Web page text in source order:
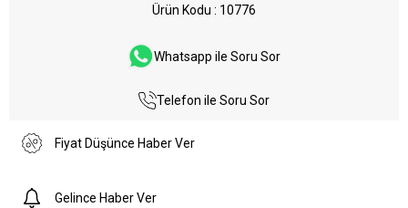
Ürün Kodu 10776
Whatsapp ile Soru Sor
Telefon ile Soru Sor
Fiyat Düşünce Haber Ver
Gelince Haber Ver